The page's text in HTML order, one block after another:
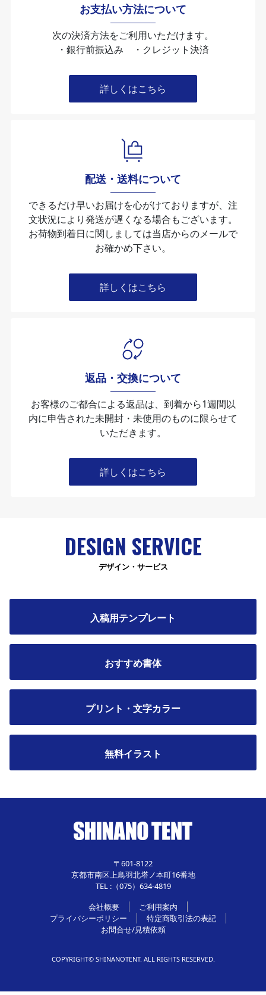
お支払い方法について
次の決済方法をご利用いただけます。
・銀行前振込み ・クレジット決済
詳しくはこちら
配送・送料について
できるだけ早いお届けを心がけておりますが、注
文状況により発送が遅くなる場合もございます。
お荷物到着日に関しましては当店からのメールで
お確かめ下さい。
詳しくはこちら
返品・交換について
お客様のご都合による返品は、到着から1週間以
内に申告された未開封・未使⽤のものに限らせて
いただきます。
詳しくはこちら
DESIGN SERVICE
デザイン・サービス
入稿用テンプレート
おすすめ書体
プリント・文字カラー
無料イラスト
〒601-8122
京都市南区上鳥羽北塔ノ本町16番地
TEL :（075）634-4819
会社概要
ご利用案内
プライバシーポリシー
特定商取引法の表記
お問合せ/見積依頼
COPYRIGHT© SHINANOTENT. ALL RIGHTS RESERVED.